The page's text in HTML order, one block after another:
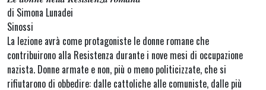
di Simona Lunadei
Sinossi
La lezione avrà come protagoniste le donne romane che
contribuirono alla Resistenza durante i nove mesi di occupazione
nazista. Donne armate e non, più o meno politicizzate, che si
rifiutarono di obbedire: dalle cattoliche alle comuniste, dalle più